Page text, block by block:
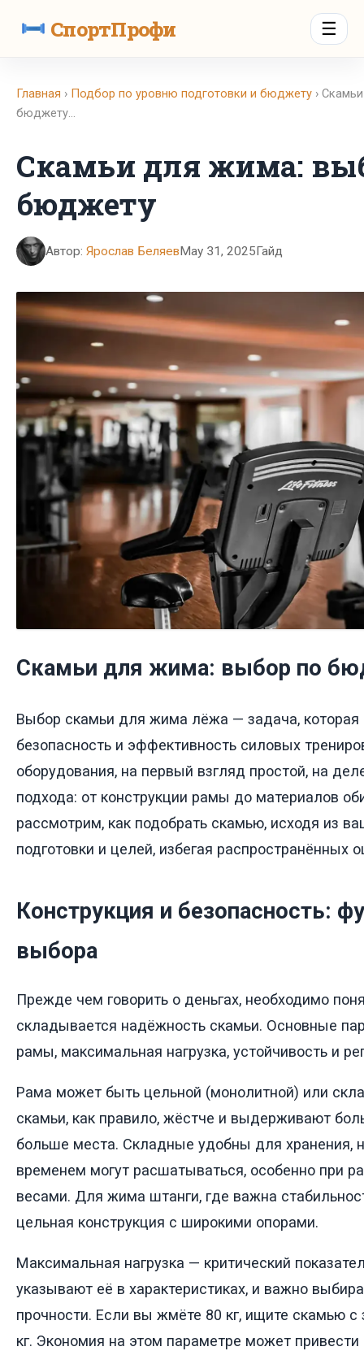
СпортПрофи ☰
Главная › Подбор по уровню подготовки и бюджету ›
бюджету…
Скамьи для жима:
бюджету
Автор: Ярослав БеляевMay 31, 2025Гайд
Скамьи для жима: выбор по
Выбор скамьи для жима лёжа — задача, которая
безопасность и эффективность силовых
оборудования, на первый взгляд простой, на
подхода: от конструкции рамы до материалов
рассмотрим, как подобрать скамью, исходя из
подготовки и целей, избегая распространённых
Конструкция и безопасность:
выбора
Прежде чем говорить о деньгах, необходимо
складывается надёжность скамьи. Основные
рамы, максимальная нагрузка, устойчивость и
Рама может быть цельной (монолитной) или
скамьи, как правило, жёстче и выдерживают
больше места. Складные удобны для хранения,
временем могут расшатываться, особенно при
весами. Для жима штанги, где важна
цельная конструкция с широкими опорами.
Максимальная нагрузка — критический
указывают её в характеристиках, и важно
прочности. Если вы жмёте 80 кг, ищите скамью
кг. Экономия на этом параметре может